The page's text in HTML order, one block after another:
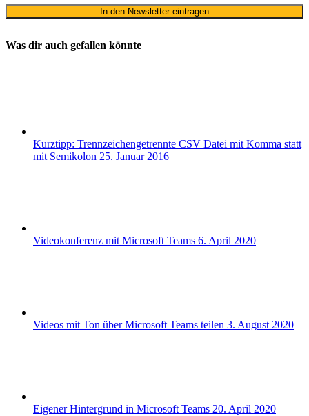
Was dir auch gefallen könnte
Kurztipp: Trennzeichengetrennte CSV Datei mit Komma statt
mit Semikolon 25. Januar 2016
Videokonferenz mit Microsoft Teams 6. April 2020
Videos mit Ton über Microsoft Teams teilen 3. August 2020
Eigener Hintergrund in Microsoft Teams 20. April 2020